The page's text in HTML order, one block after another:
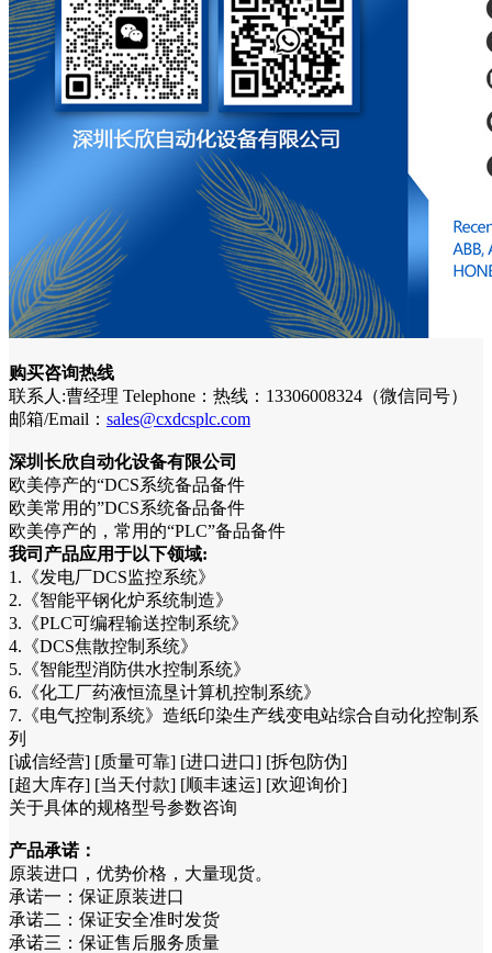
购买咨询热线
联系人:曹经理 Telephone：热线：13306008324（微信同号）
邮箱/Email： sales@cxdcsplc.com
深圳长欣自动化设备有限公司
欧美停产的“DCS系统备品备件
欧美常用的”DCS系统备品备件
欧美停产的，常用的“PLC”备品备件
我司产品应用于以下领域:
1.《发电厂DCS监控系统》
2.《智能平钢化炉系统制造》
3.《PLC可编程输送控制系统》
4.《DCS焦散控制系统》
5.《智能型消防供水控制系统》
6.《化工厂药液恒流垦计算机控制系统》
7.《电气控制系统》造纸印染生产线变电站综合自动化控制系
列
[诚信经营] [质量可靠] [进口进口] [拆包防伪]
[超大库存] [当天付款] [顺丰速运] [欢迎询价]
关于具体的规格型号参数咨询
产品承诺：
原装进口，优势价格，大量现货。
承诺一：保证原装进口
承诺二：保证安全准时发货
承诺三：保证售后服务质量